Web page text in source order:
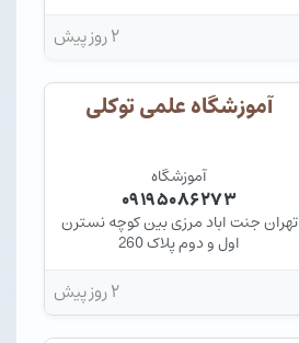
۲ روز پیش
آموزشگاه علمی توکلی
آموزشگاه
۰۹۱۹۵۰۸۶۲۷۳
تهران جنت اباد مرزی بین کوچه نسترن
اول و دوم پلاک 260
۲ روز پیش